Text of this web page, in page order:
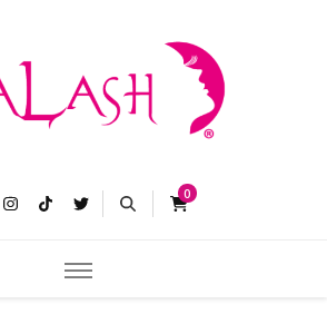
gruesas y abundantes.
0